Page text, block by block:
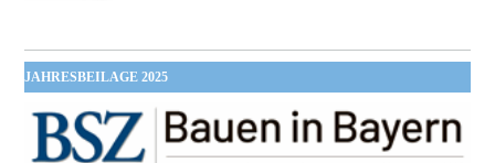
JAHRESBEILAGE 2025